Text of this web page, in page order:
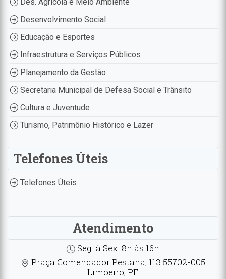
Desenvolvimento Social
Educação e Esportes
Infraestrutura e Serviços Públicos
Planejamento da Gestão
Secretaria Municipal de Defesa Social e Trânsito
Cultura e Juventude
Turismo, Patrimônio Histórico e Lazer
Telefones Úteis
Telefones Úteis
Atendimento
Seg. à Sex. 8h às 16h
Praça Comendador Pestana, 113 55702-005
Limoeiro, PE